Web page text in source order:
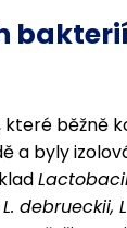
bakterií
běžně
a byly
debrueckii,